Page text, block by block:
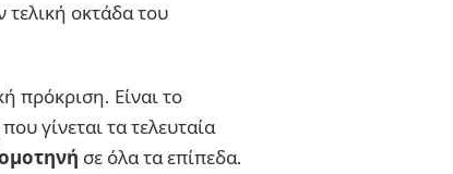
τελική οκτάδα του
πρόκριση. Είναι το
γίνεται τα τελευταία
σε όλα τα επίπεδα.